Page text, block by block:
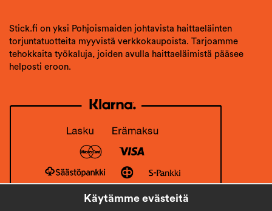
Stick.fi on yksi Pohjoismaiden johtavista haittaeläinten
torjuntatuotteita myyvistä verkkokaupoista. Tarjoamme
tehokkaita työkaluja, joiden avulla haittaeläimistä pääsee
helposti eroon.
Käytämme evästeitä